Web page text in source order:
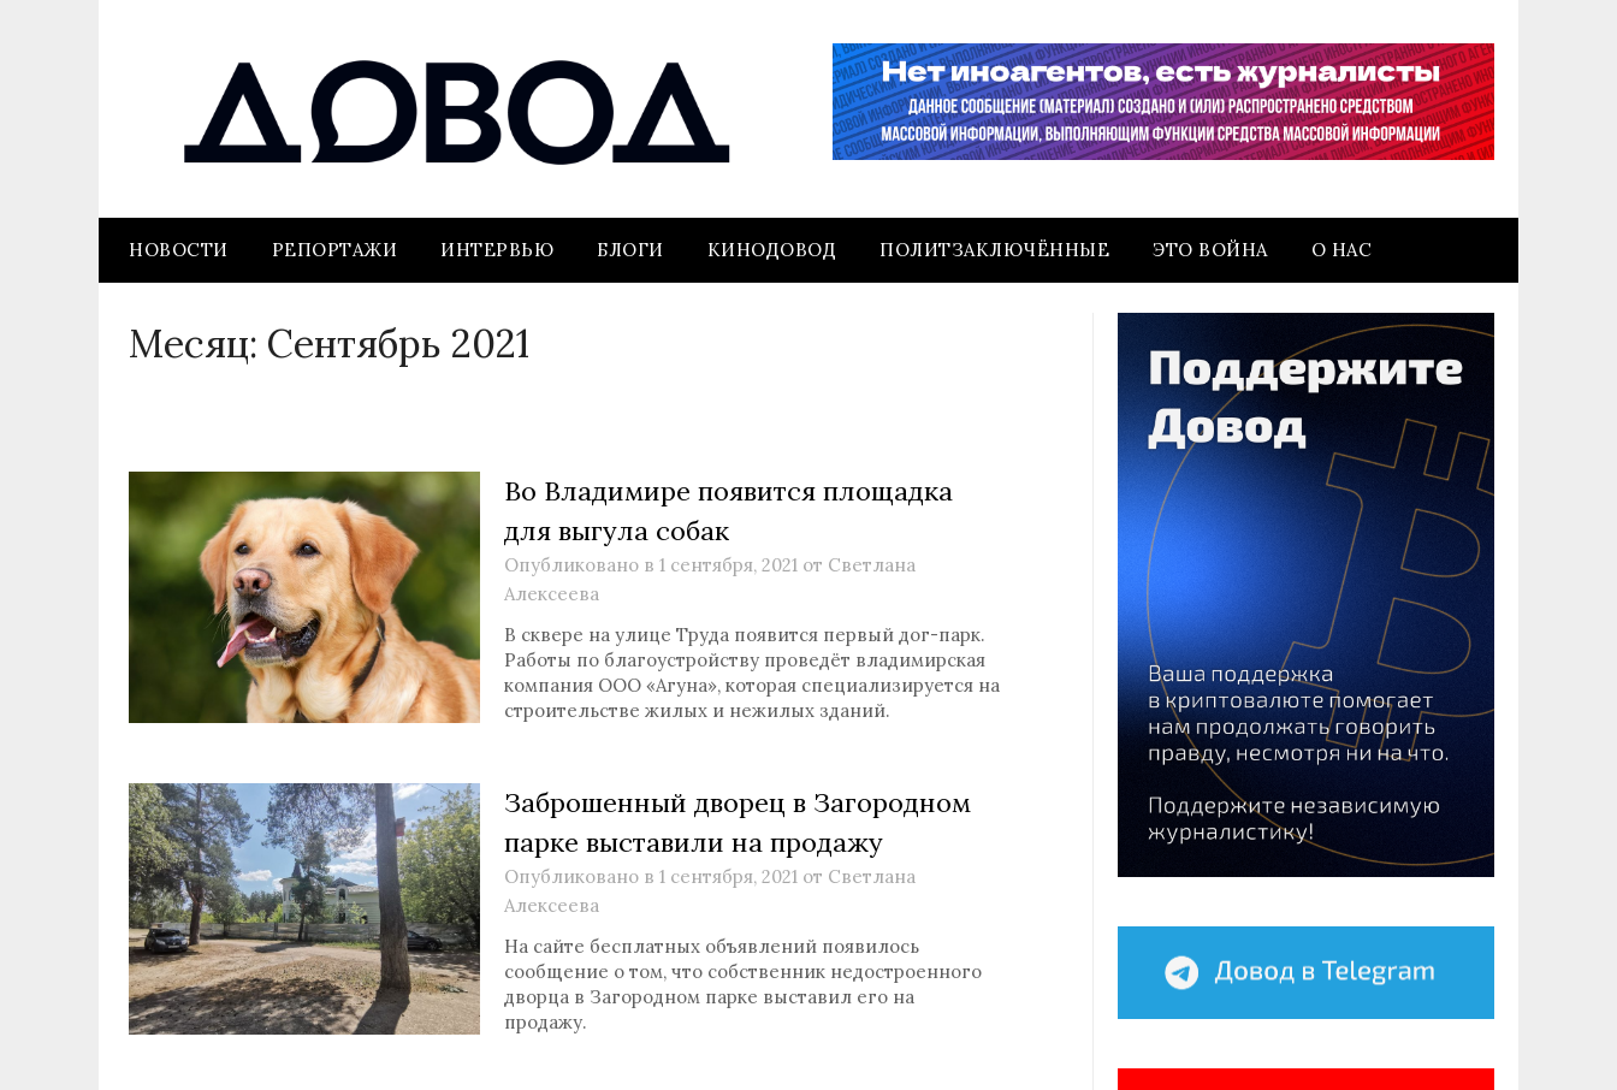
НОВОСТИ РЕПОРТАЖИ ИНТЕРВЬЮ БЛОГИ КИНОДОВОД ПОЛИТЗАКЛЮЧЁННЫЕ ЭТО ВОЙНА О НАС
Месяц: Сентябрь 2021
Во Владимире появится площадка
для выгула собак
Опубликовано в 1 сентября, 2021 от Светлана
Алексеева
В сквере на улице Труда появится первый дог-парк.
Работы по благоустройству проведёт владимирская
компания ООО «Агуна», которая специализируется на
строительстве жилых и нежилых зданий.
Заброшенный дворец в Загородном
парке выставили на продажу
Опубликовано в 1 сентября, 2021 от Светлана
Алексеева
На сайте бесплатных объявлений появилось
сообщение о том, что собственник недостроенного
дворца в Загородном парке выставил его на
продажу.